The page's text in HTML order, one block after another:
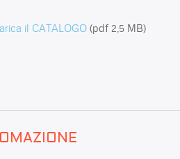
il CATALOGO (pdf 2,5 MB)